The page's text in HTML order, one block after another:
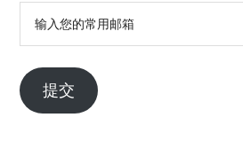
的
常
提交